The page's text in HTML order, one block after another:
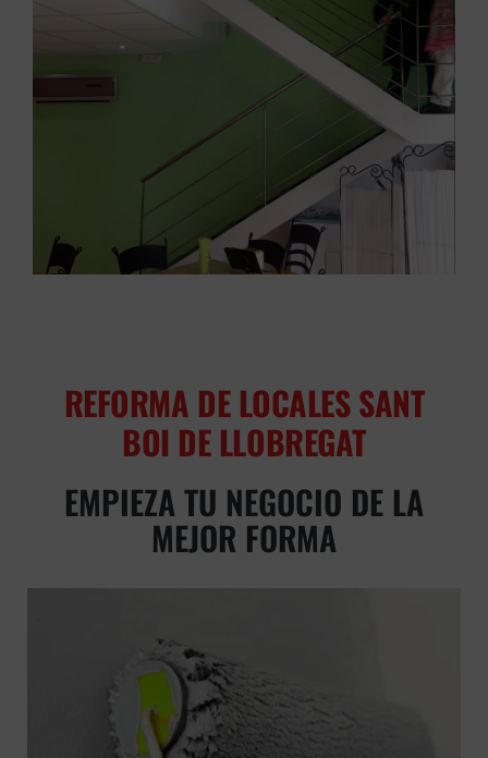
REFORMA DE LOCALES SANT
BOI DE LLOBREGAT
EMPIEZA TU NEGOCIO DE LA
MEJOR FORMA